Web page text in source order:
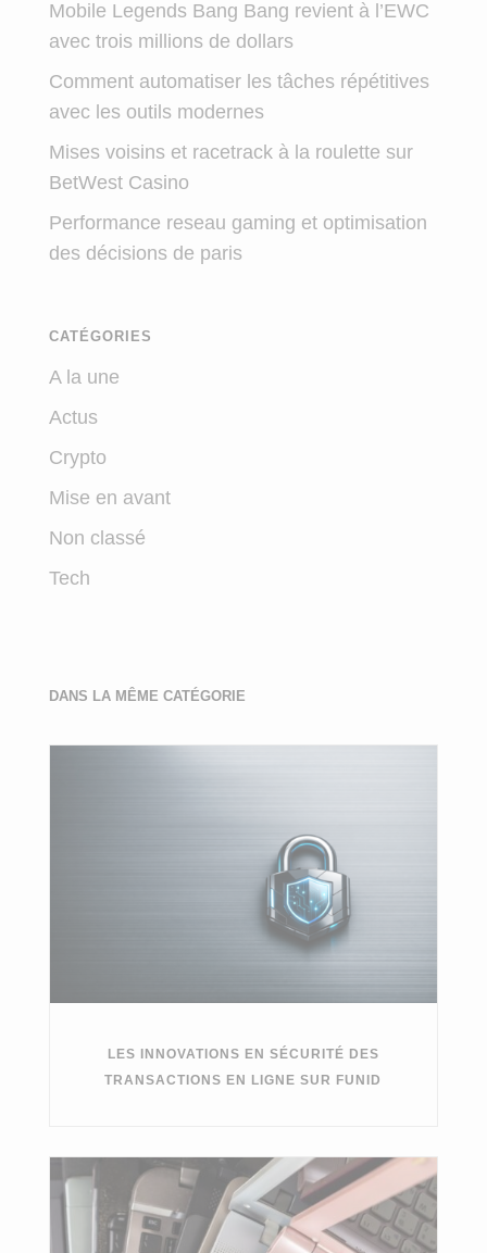
Mobile Legends Bang Bang revient à l’EWC
avec trois millions de dollars
Comment automatiser les tâches répétitives
avec les outils modernes
Mises voisins et racetrack à la roulette sur
BetWest Casino
Performance reseau gaming et optimisation
des décisions de paris
CATÉGORIES
A la une
Actus
Crypto
Mise en avant
Non classé
Tech
DANS LA MÊME CATÉGORIE
LES INNOVATIONS EN SÉCURITÉ DES
TRANSACTIONS EN LIGNE SUR FUNID